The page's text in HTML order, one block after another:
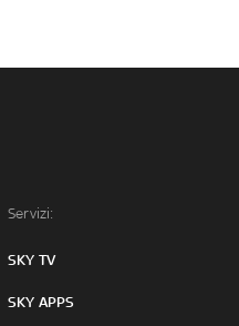
Servizi:
SKY TV
SKY APPS